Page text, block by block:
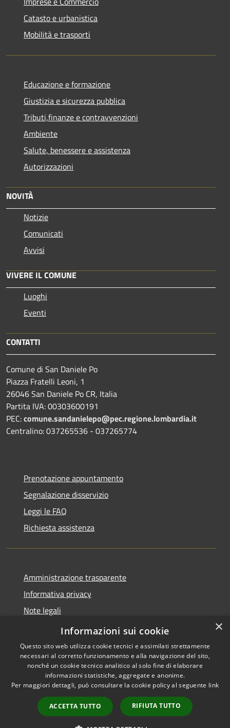
Catasto e urbanistica
Mobilità e trasporti
Educazione e formazione
Giustizia e sicurezza pubblica
Tributi,finanze e contravvenzioni
Ambiente
Salute, benessere e assistenza
Autorizzazioni
NOVITÀ
Notizie
Comunicati
Avvisi
VIVERE IL COMUNE
Luoghi
Eventi
CONTATTI
Comune di San Daniele Po
Piazza Fratelli Leoni, 1
26046 San Daniele Po CR, Italia
Partita IVA: 00303600191
PEC:comune.sandanielepo@pec.regione.lombardia.it
Centralino: 037265536 - 037265774
Prenotazione appuntamento
Segnalazione disservizio
Leggi le FAQ
Richiesta assistenza
Amministrazione trasparente
Informativa privacy
Note legali
Dichiarazione di accessibilità
Accessibilità
Copyright © 2026 • Comune di
San Daniele Po • Powered by
Municipium•
Accesso
redazione
×
Informazioni sui cookie
Questo sito web utilizza cookie tecnici e assimilati strettamente
necessari al corretto funzionamento e alla navigazione del sito,
nonché un cookie tecnico analitico al solo fine di elaborare
informazioni statistiche, aggregate e anonime.
Per maggiori dettagli, può consultare la cookie policy al seguente link
ACCETTA TUTTO RIFIUTA TUTTO